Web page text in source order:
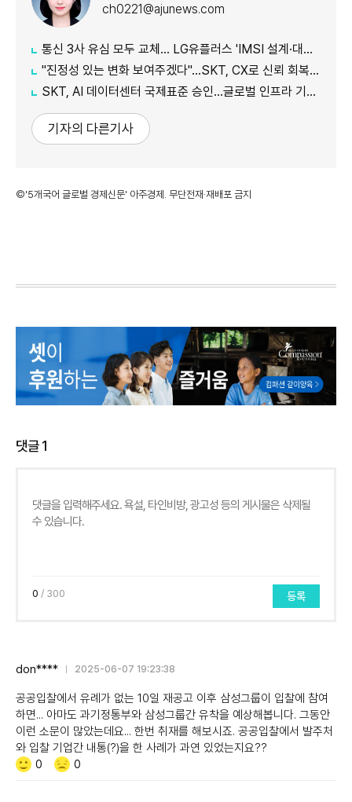
ch0221@ajunews.com
통신 3사 유심 모두 교체… LG유플러스 'IMSI 설계·대응 시점' 놓고 갑론을박
"진정성 있는 변화 보여주겠다"…SKT, CX로 신뢰 회복 나선다
SKT, AI 데이터센터 국제표준 승인…글로벌 인프라 기준 제시
기자의 다른기사
©'5개국어 글로벌 경제신문' 아주경제. 무단전재·재배포 금지
댓글1
0 / 300 등록
don**** 2025-06-07 19:23:38
공공입찰에서 유례가 없는 10일 재공고 이후 삼성그룹이 입찰에 참여
하면... 아마도 과기정통부와 삼성그룹간 유착을 예상해봅니다. 그동안
이런 소문이 많았는데요... 한번 취재를 해보시죠. 공공입찰에서 발주처
와 입찰 기업간 내통(?)을 한 사례가 과연 있었는지요??
Like/Dislike
공
0
비
0